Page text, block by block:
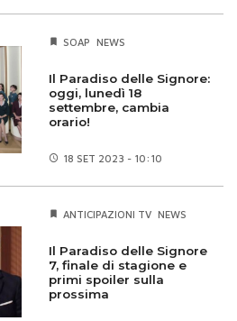
SOAP NEWS
Il Paradiso delle Signore:
oggi, lunedì 18
settembre, cambia
orario!
18 SET 2023 - 10:10
ANTICIPAZIONI TV NEWS
Il Paradiso delle Signore
7, finale di stagione e
primi spoiler sulla
prossima